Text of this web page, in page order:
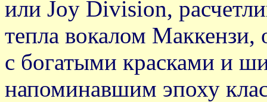
или Joy Division,
тепла вокалом
с богатыми красками и
напоминавшим эпоху